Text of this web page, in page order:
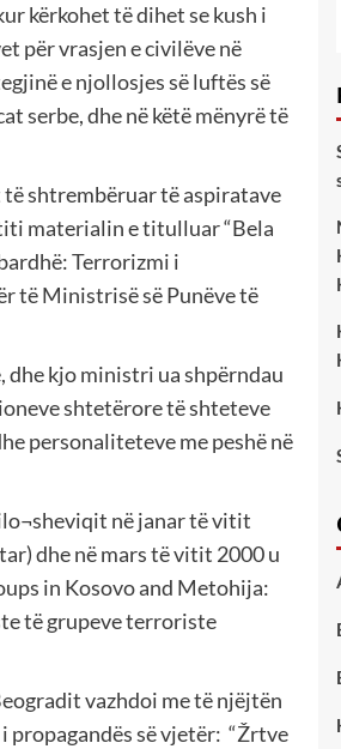
kërkohet të dihet se kush i
për vrasjen e civilëve në
e njollosjes së luftës së
serbe, dhe në këtë mënyrë të
shtrembëruar të aspiratave
materialin e titulluar “Bela
Terrorizmi i
të Ministrisë së Punëve të
dhe kjo ministri ua shpërndau
shtetërore të shteteve
personaliteteve me peshë në
në janar të vitit
dhe në mars të vitit 2000 u
in Kosovo and Metohija:
të grupeve terroriste
vazhdoi me të njëjtën
propagandës së vjetër: “Žrtve